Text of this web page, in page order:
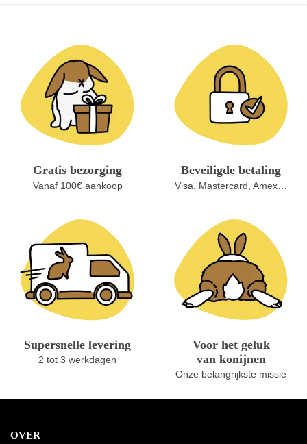
Gratis bezorging
Vanaf 100€ aankoop
Beveiligde betaling
Visa, Mastercard, Amex…
Supersnelle levering
2 tot 3 werkdagen
Voor het geluk
van konijnen
Onze belangrijkste missie
OVER